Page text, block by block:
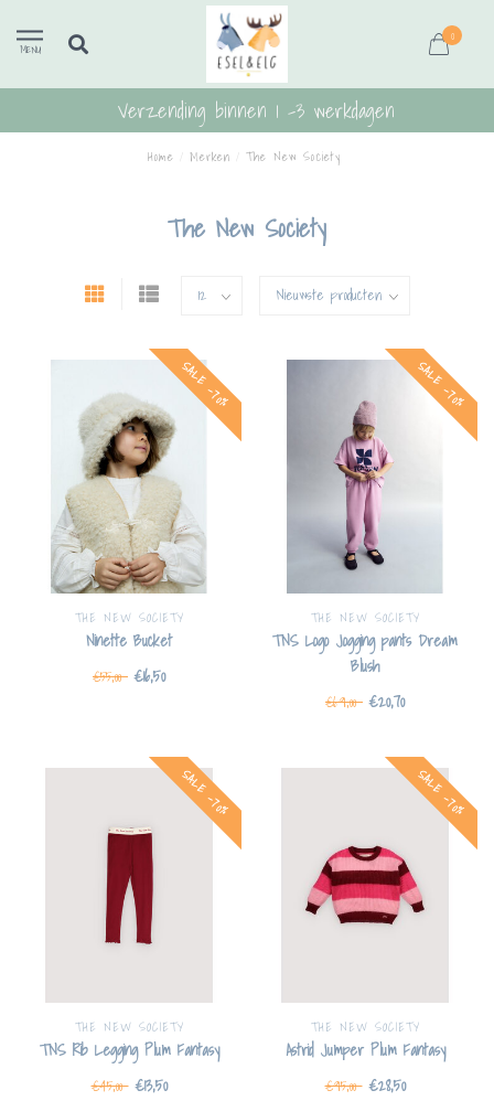
MENU
0
Verzending binnen 1 -3 werkdagen
Home Merken The New Society
The New Society
SALE -70%
THE NEW SOCIETY
Ninette Bucket
€55,00 €16,50
SALE -70%
THE NEW SOCIETY
TNS Logo Jogging pants Dream
Blush
€69,00 €20,70
SALE -70%
THE NEW SOCIETY
TNS Rib Legging Plum Fantasy
€45,00 €13,50
SALE -70%
THE NEW SOCIETY
Astrid Jumper Plum Fantasy
€95,00 €28,50